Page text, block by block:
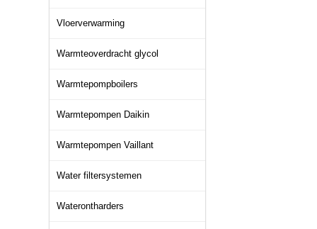
Vloerverwarming
Warmteoverdracht glycol
Warmtepompboilers
Warmtepompen Daikin
Warmtepompen Vaillant
Water filtersystemen
Waterontharders